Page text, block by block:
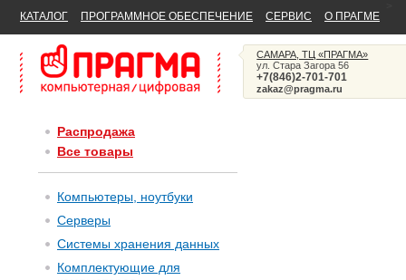
КАТАЛОГ ПРОГРАММНОЕ ОБЕСПЕЧЕНИЕ СЕРВИС О ПРАГМЕ
САМАРА, ТЦ «ПРАГМА»
ул. Стара Загора 56
+7(846)2-701-701
zakaz@pragma.ru
Распродажа
Все товары
Компьютеры, ноутбуки
Серверы
Системы хранения данных
Комплектующие для